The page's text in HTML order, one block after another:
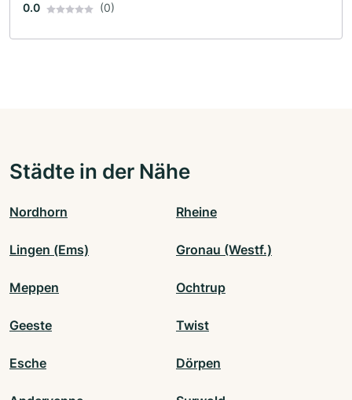
0.0 (0)
Städte in der Nähe
Nordhorn Rheine
Lingen (Ems) Gronau (Westf.)
Meppen Ochtrup
Geeste Twist
Esche Dörpen